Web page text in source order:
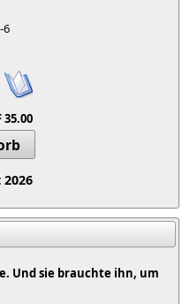
6
35.00
Und sie brauchte ihn, um